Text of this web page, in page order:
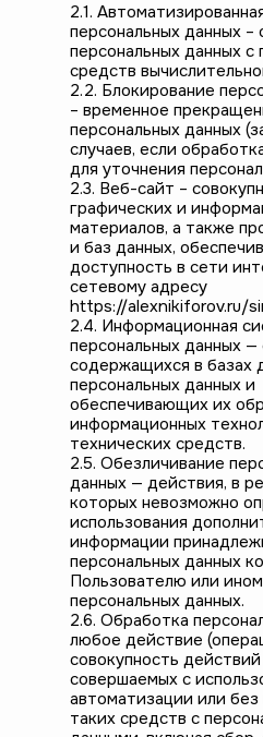
2.1.
персональных данных –
персональных данных
средств
2.2. Блокирование
– временное
персональных данных
случаев, если
для уточнения
2.3. Веб-сайт –
графических и
материалов, а также
и баз данных,
доступность в сети
сетевому адресу
https://alexnikiforov.ru/
2.4. Информационная
персональных данных —
содержащихся в базах
персональных данных и
обеспечивающих их
информационных
технических средств.
2.5. Обезличивание
данных — действия, в
которых невозможно
использования
информации
персональных данных
Пользователю или
персональных данных.
2.6. Обработка
любое действие
совокупность
совершаемых с
автоматизации или без
таких средств с